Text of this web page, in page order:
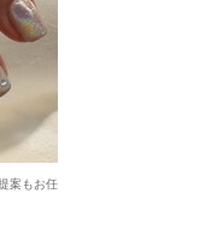
案もお任